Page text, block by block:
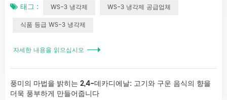
한 쿨링 효과를 필요로 하는 제품에 널리 사용되는 WS-3는 효능과 다재다
해 개발된 합성 쿨링 화합물입니다. WS-3의 작용 기전은 감각 뉴런의
TRPM8 수용체(차가움 감지 이온 채널)를 활성화시켜 차가움을 빠르게 인
지하게 하는 것입니다. WS-23과 달리, WS...
태그 : WS-3 냉각제
WS-3 냉각제 공급업체
식품 등급 WS-3 냉각제
자세한 내용을 읽으십시오
풍미의 마법을 밝히는 2,4-데카디에날: 고기와 구운 음식의 향을
더욱 풍부하게 만들어줍니다